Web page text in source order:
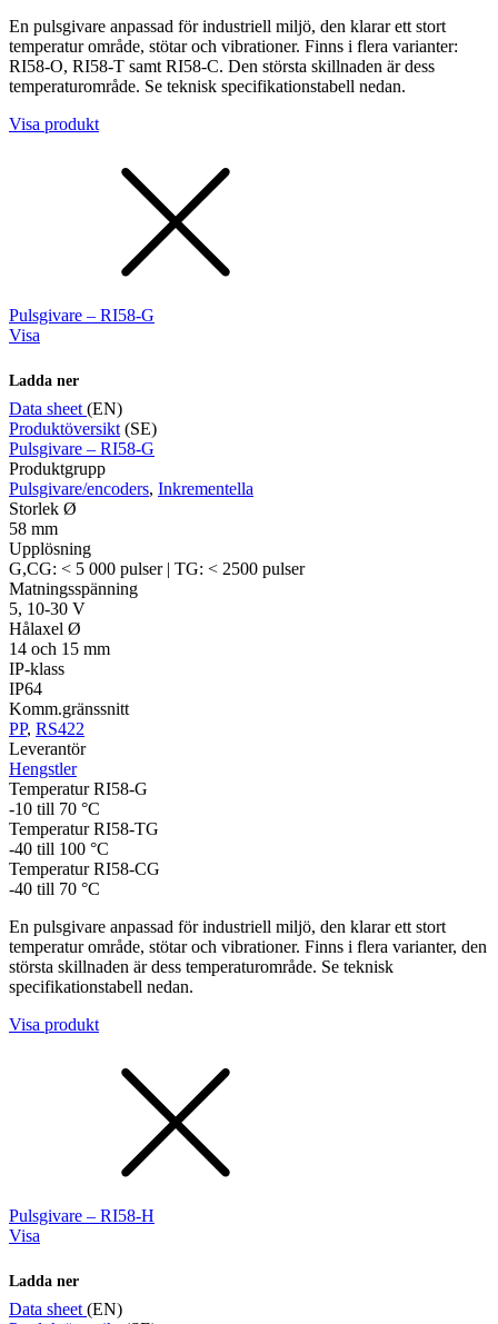
En pulsgivare anpassad för industriell miljö, den klarar ett stort
temperatur område, stötar och vibrationer. Finns i flera varianter:
RI58-O, RI58-T samt RI58-C. Den största skillnaden är dess
temperaturområde. Se teknisk specifikationstabell nedan.
Visa produkt
Pulsgivare – RI58-G
Visa
Ladda ner
Data sheet (EN)
Produktöversikt (SE)
Pulsgivare – RI58-G
Produktgrupp
Pulsgivare/encoders, Inkrementella
Storlek Ø
58 mm
Upplösning
G,CG: < 5 000 pulser | TG: < 2500 pulser
Matningsspänning
5, 10-30 V
Hålaxel Ø
14 och 15 mm
IP-klass
IP64
Komm.gränssnitt
PP, RS422
Leverantör
Hengstler
Temperatur RI58-G
-10 till 70 °C
Temperatur RI58-TG
-40 till 100 °C
Temperatur RI58-CG
-40 till 70 °C
En pulsgivare anpassad för industriell miljö, den klarar ett stort
temperatur område, stötar och vibrationer. Finns i flera varianter, den
största skillnaden är dess temperaturområde. Se teknisk
specifikationstabell nedan.
Visa produkt
Pulsgivare – RI58-H
Visa
Ladda ner
Data sheet (EN)